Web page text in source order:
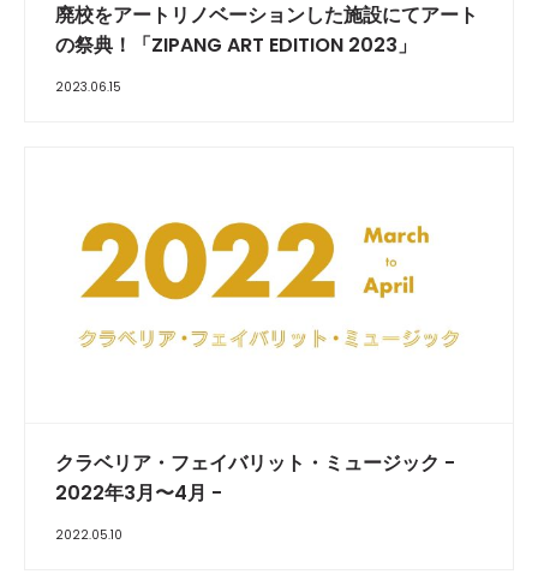
廃校をアートリノベーションした施設にてアート
の祭典！「ZIPANG ART EDITION 2023」
2023.06.15
クラベリア・フェイバリット・ミュージック -
2022年3月〜4月 -
2022.05.10